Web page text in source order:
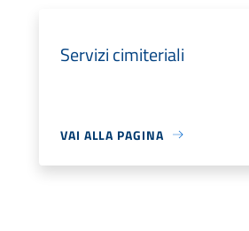
Servizi cimiteriali
VAI ALLA PAGINA